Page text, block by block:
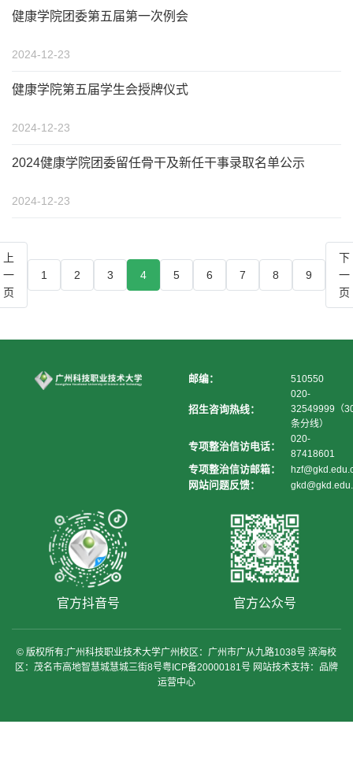
健康学院团委第五届第一次例会
2024-12-23
健康学院第五届学生会授牌仪式
2024-12-23
2024健康学院团委留任骨干及新任干事录取名单公示
2024-12-23
上
一
页
1 2 3 4 5 6 7 8 9
下
一
页
邮编： 510550
招生咨询热线：
020-
32549999（
条分线）
专项整治信访电话：
020-
87418601
专项整治信访邮箱：
网站问题反馈：
官方抖音号 官方公众号
© 版权所有:广州科技职业技术大学广州校区：广州市广从九路1038号 滨海校
区：茂名市高地智慧城慧城三街8号粤ICP备20000181号 网站技术支持：品牌
运营中心